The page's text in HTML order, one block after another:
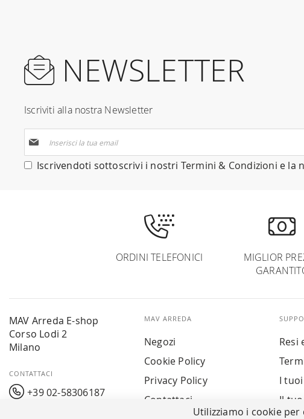
NEWSLETTER
Iscriviti alla nostra Newsletter
alla
nostra
Iscrivendoti sottoscrivi i nostri Termini & Condizioni e la
ORDINI TELEFONICI
MIGLIOR
MAV Arreda E-shop
Corso Lodi 2
Milano
CONTATTACI
+39 02-58306187
MAV ARREDA
Negozi
Cookie Policy
Privacy Policy
Contattaci
Resi
I
Il
Utilizziamo i cookie